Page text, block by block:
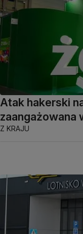
Atak hakerski
zaangażowana
Z KRAJU